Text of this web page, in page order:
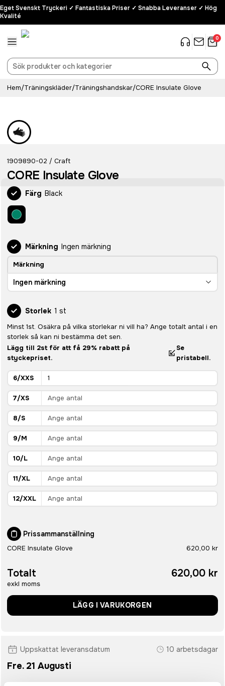
Eget Svenskt Tryckeri ✓ Fantastiska Priser ✓ Snabba Leveranser ✓ Hög
Kvalité
0
Hem/Träningskläder/Träningshandskar/CORE Insulate Glove
1909890-02 / Craft
CORE Insulate Glove
Färg Black
Märkning Ingen märkning
Märkning
Ingen märkning
Storlek 1 st
Minst 1st. Osäkra på vilka storlekar ni vill ha? Ange totalt antal i en
storlek så kan ni bestämma det sen.
Lägg till 2st för att få 29% rabatt på
styckepriset.
Se
pristabell.
6/XXS
7/XS
8/S
9/M
10/L
11/XL
12/XXL
Prissammanställning
CORE Insulate Glove 620,00 kr
Totalt
exkl moms
620,00 kr
LÄGG I VARUKORGEN
Uppskattat leveransdatum 10 arbetsdagar
Fre. 21 Augusti